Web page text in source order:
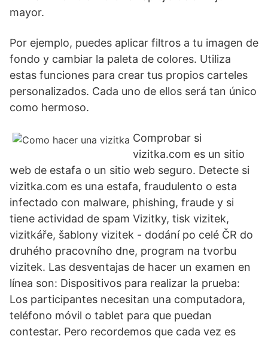
mayor.
Por ejemplo, puedes aplicar filtros a tu imagen de
fondo y cambiar la paleta de colores. Utiliza
estas funciones para crear tus propios carteles
personalizados. Cada uno de ellos será tan único
como hermoso.
Comprobar si
vizitka.com es un sitio
web de estafa o un sitio web seguro. Detecte si
vizitka.com es una estafa, fraudulento o esta
infectado con malware, phishing, fraude y si
tiene actividad de spam Vizitky, tisk vizitek,
vizitkáře, šablony vizitek - dodání po celé ČR do
druhého pracovního dne, program na tvorbu
vizitek. Las desventajas de hacer un examen en
línea son: Dispositivos para realizar la prueba:
Los participantes necesitan una computadora,
teléfono móvil o tablet para que puedan
contestar. Pero recordemos que cada vez es